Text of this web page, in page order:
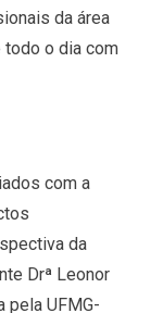
da área
todo o dia com
com a
da
Drª Leonor
pela UFMG-